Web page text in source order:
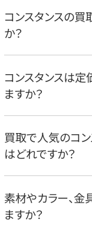
コンスタンスの買
か？
コンスタンスは
ますか？
買取で人気のコン
はどれですか？
素材やカラー、
ますか？